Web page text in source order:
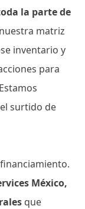
la parte de
matriz
inventario y
para
Estamos
surtido de
México,
que